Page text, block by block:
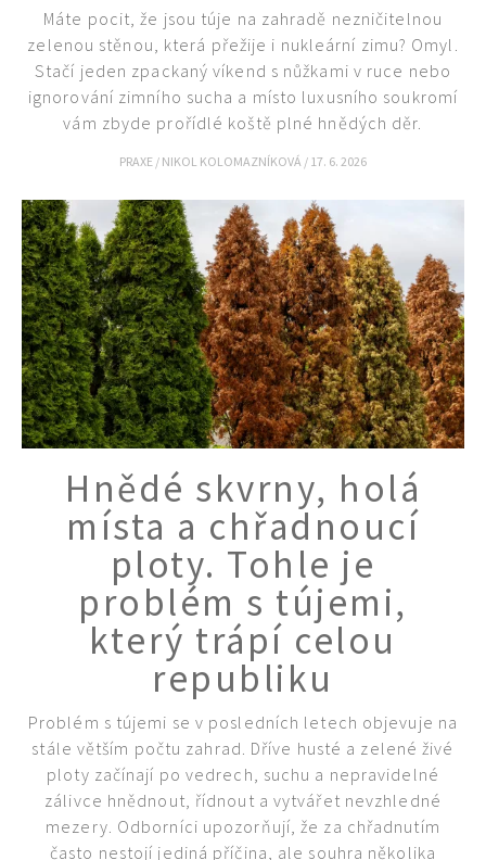
Máte pocit, že jsou túje na zahradě nezničitelnou
zelenou stěnou, která přežije i nukleární zimu? Omyl.
Stačí jeden zpackaný víkend s nůžkami v ruce nebo
ignorování zimního sucha a místo luxusního soukromí
vám zbyde prořídlé koště plné hnědých děr.
PRAXE / NIKOL KOLOMAZNÍKOVÁ / 17. 6. 2026
Hnědé skvrny, holá
místa a chřadnoucí
ploty. Tohle je
problém s tújemi,
který trápí celou
republiku
Problém s tújemi se v posledních letech objevuje na
stále větším počtu zahrad. Dříve husté a zelené živé
ploty začínají po vedrech, suchu a nepravidelné
zálivce hnědnout, řídnout a vytvářet nevzhledné
mezery. Odborníci upozorňují, že za chřadnutím
často nestojí jediná příčina, ale souhra několika